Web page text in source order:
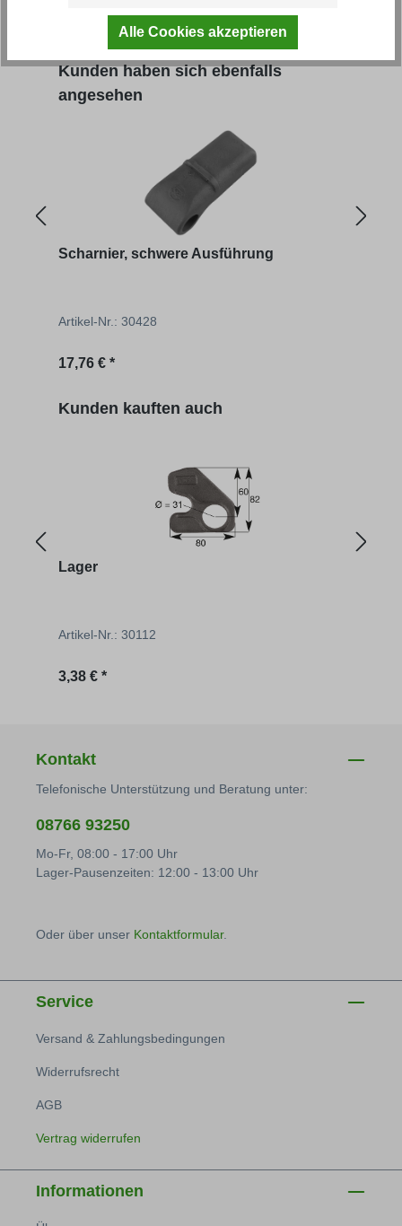
Regulärer Preis:
Produktgalerie überspringen
Kunden haben sich ebenfalls
angesehen
Scharnier, schwere Ausführung
Artikel-Nr.: 30428
Regulärer Preis:
17,76 € *
Produktgalerie überspringen
Kunden kauften auch
Lager
Artikel-Nr.: 30112
Regulärer Preis:
3,38 € *
Kontakt
Telefonische Unterstützung und Beratung unter:
08766 93250
Mo-Fr, 08:00 - 17:00 Uhr
Lager-Pausenzeiten: 12:00 - 13:00 Uhr
Oder über unser Kontaktformular.
Service
Versand & Zahlungsbedingungen
Widerrufsrecht
AGB
Vertrag widerrufen
Informationen
Alle Cookies akzeptieren